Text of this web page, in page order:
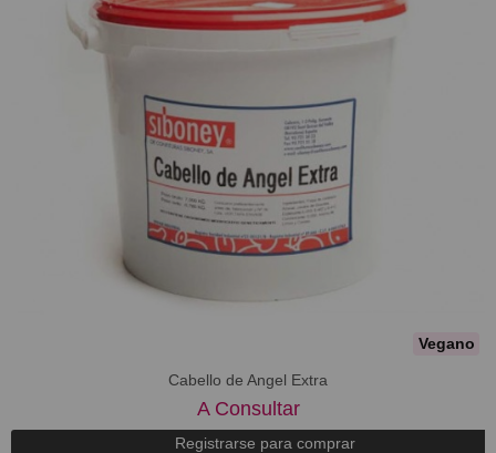
Vegano
Cabello de Angel Extra
A Consultar
Registrarse para comprar